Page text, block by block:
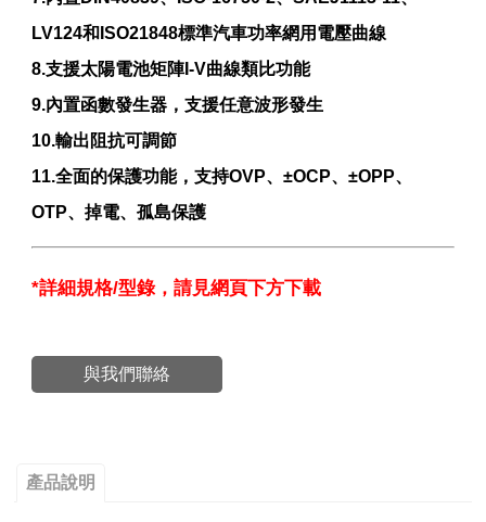
LV124和ISO21848標準汽車功率網用電壓曲線
8.支援太陽電池矩陣I-V曲線類比功能
9.內置函數發生器，支援任意波形發生
10.輸出阻抗可調節
11.全面的保護功能，支持OVP、±OCP、±OPP、
OTP、掉電、孤島保護
*詳細規格/型錄，請見網頁下方下載
與我們聯絡
產品說明